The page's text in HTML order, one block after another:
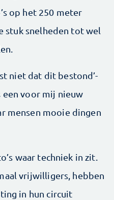
op het 250 meter
stuk snelheden tot wel
niet dat dit bestond’-
een voor mij nieuw
mensen mooie dingen
waar techniek in zit.
vrijwilligers, hebben
in hun circuit